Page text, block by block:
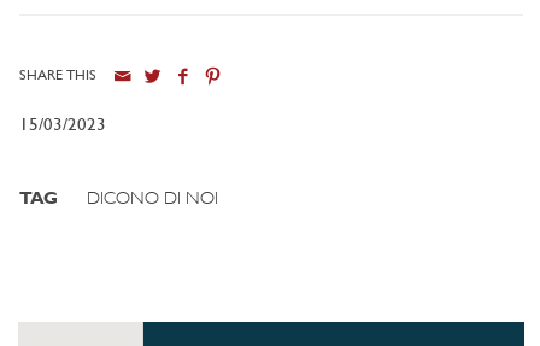
SHARE THIS
15/03/2023
TAG DICONO DI NOI